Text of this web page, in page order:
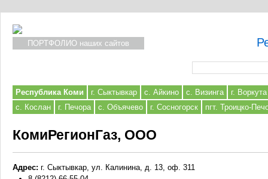
ПОРТФОЛИО наших сайтов
Республика Коми г. Сыктывкар с. Айкино с. Визинга
г. Воркута
с. Кослан
г. Печора с. Объячево г. Сосногорск пгт. Троицко-
КомиРегионГаз, ООО
Адрес: г. Сыктывкар, ул. Калинина, д. 13, оф. 311